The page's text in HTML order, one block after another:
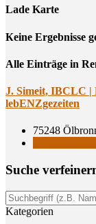
Lade Karte
Кeine Ergebnisse
Alle Einträge in
J. Simeit, IBCLC |
lebENZgezeiten
75248
Suche
Kategorien